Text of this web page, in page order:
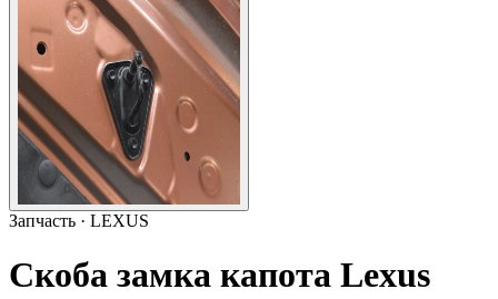
Запчасть · LEXUS
Скоба замка капота Lexus